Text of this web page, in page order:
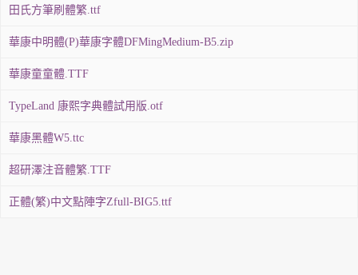
田氏方筆刷體繁.ttf
華康中明體(P)華康字體DFMingMedium-B5.zip
華康童童體.TTF
TypeLand 康熙字典體試用版.otf
華康黑體W5.ttc
超研澤注音體繁.TTF
正體(繁)中文點陣字Zfull-BIG5.ttf